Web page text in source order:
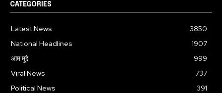
CATEGORIES
Latest News
3850
National Headlines
1907
आम मुद्दे
999
Viral News
737
Political News
391